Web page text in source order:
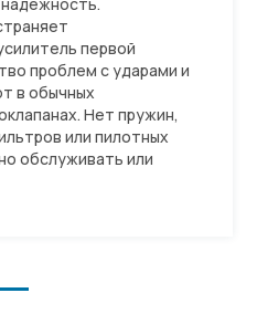
первой
проблем с ударами и
в обычных
Нет пружин,
или пилотных
обслуживать или